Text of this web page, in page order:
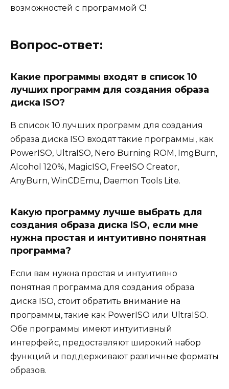
возможностей с программой C!
Вопрос-ответ:
Какие программы входят в список 10
лучших программ для создания образа
диска ISO?
В список 10 лучших программ для создания
образа диска ISO входят такие программы, как
PowerISO, UltraISO, Nero Burning ROM, ImgBurn,
Alcohol 120%, MagicISO, FreeISO Creator,
AnyBurn, WinCDEmu, Daemon Tools Lite.
Какую программу лучше выбрать для
создания образа диска ISO, если мне
нужна простая и интуитивно понятная
программа?
Если вам нужна простая и интуитивно
понятная программа для создания образа
диска ISO, стоит обратить внимание на
программы, такие как PowerISO или UltraISO.
Обе программы имеют интуитивный
интерфейс, предоставляют широкий набор
функций и поддерживают различные форматы
образов.